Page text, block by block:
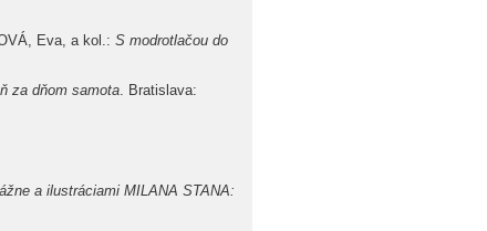
Eva, a kol.: S modrotlačou do
za dňom samota. Bratislava:
a ilustráciami MILANA STANA: